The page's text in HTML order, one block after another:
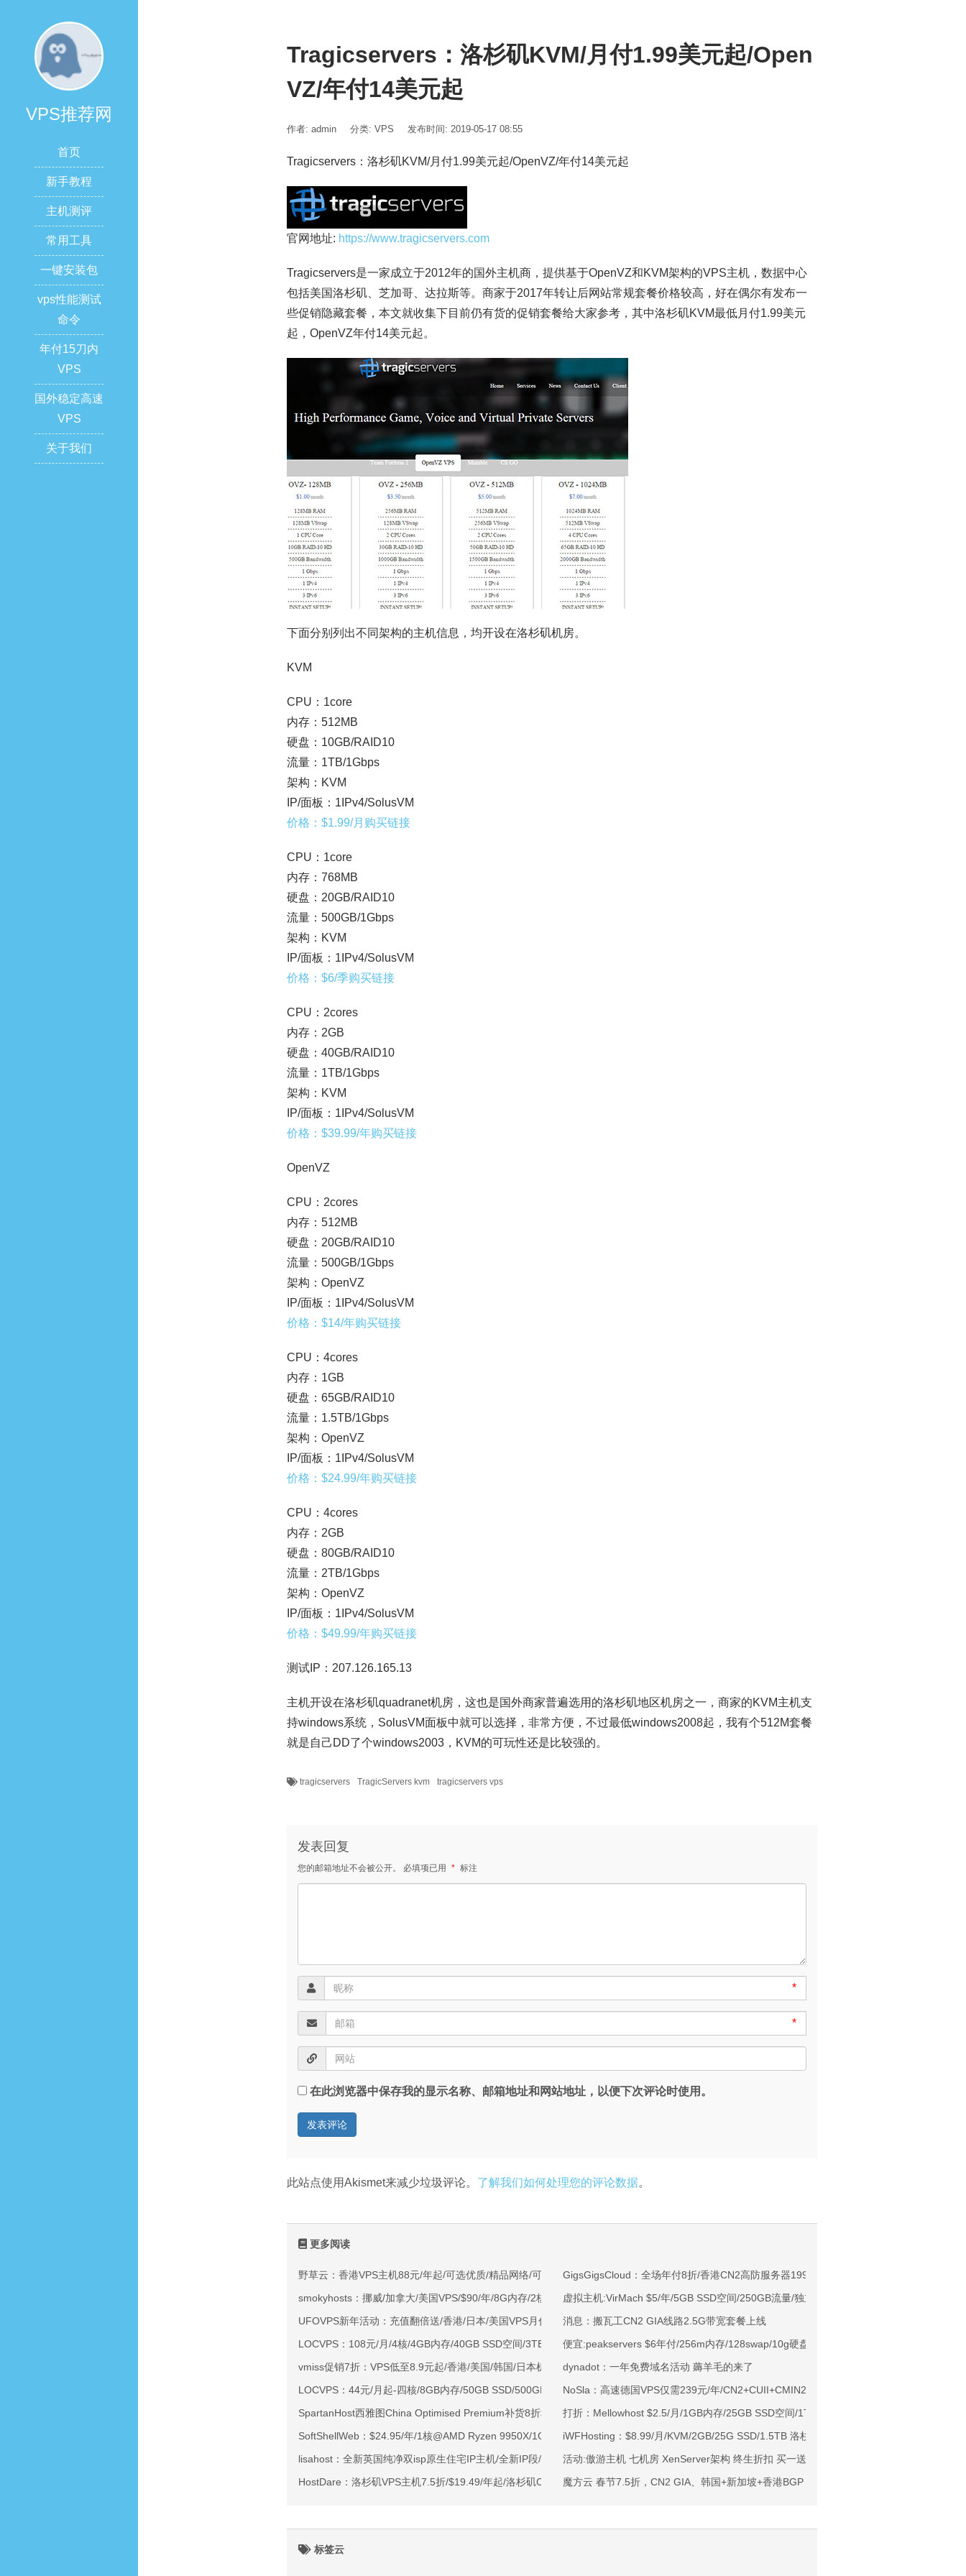
VPS推荐网
首页
新手教程
主机测评
常用工具
一键安装包
vps性能测试
命令
年付15刀内
VPS
国外稳定高速
VPS
关于我们
Tragicservers：洛杉矶KVM/月付1.99美元起/Open
VZ/年付14美元起
作者: admin 分类: VPS 发布时间: 2019-05-17 08:55
Tragicservers：洛杉矶KVM/月付1.99美元起/OpenVZ/年付14美元起
官网地址: https://www.tragicservers.com
Tragicservers是一家成立于2012年的国外主机商，提供基于OpenVZ和KVM架构的VPS主机，数据中心
包括美国洛杉矶、芝加哥、达拉斯等。商家于2017年转让后网站常规套餐价格较高，好在偶尔有发布一
些促销隐藏套餐，本文就收集下目前仍有货的促销套餐给大家参考，其中洛杉矶KVM最低月付1.99美元
起，OpenVZ年付14美元起。
下面分别列出不同架构的主机信息，均开设在洛杉矶机房。
KVM
CPU：1core
内存：512MB
硬盘：10GB/RAID10
流量：1TB/1Gbps
架构：KVM
IP/面板：1IPv4/SolusVM
价格：$1.99/月购买链接
CPU：1core
内存：768MB
硬盘：20GB/RAID10
流量：500GB/1Gbps
架构：KVM
IP/面板：1IPv4/SolusVM
价格：$6/季购买链接
CPU：2cores
内存：2GB
硬盘：40GB/RAID10
流量：1TB/1Gbps
架构：KVM
IP/面板：1IPv4/SolusVM
价格：$39.99/年购买链接
OpenVZ
CPU：2cores
内存：512MB
硬盘：20GB/RAID10
流量：500GB/1Gbps
架构：OpenVZ
IP/面板：1IPv4/SolusVM
价格：$14/年购买链接
CPU：4cores
内存：1GB
硬盘：65GB/RAID10
流量：1.5TB/1Gbps
架构：OpenVZ
IP/面板：1IPv4/SolusVM
价格：$24.99/年购买链接
CPU：4cores
内存：2GB
硬盘：80GB/RAID10
流量：2TB/1Gbps
架构：OpenVZ
IP/面板：1IPv4/SolusVM
价格：$49.99/年购买链接
测试IP：207.126.165.13
主机开设在洛杉矶quadranet机房，这也是国外商家普遍选用的洛杉矶地区机房之一，商家的KVM主机支
持windows系统，SolusVM面板中就可以选择，非常方便，不过最低windows2008起，我有个512M套餐
就是自己DD了个windows2003，KVM的可玩性还是比较强的。
tragicservers TragicServers kvm tragicservers vps
发表回复
您的邮箱地址不会被公开。 必填项已用 * 标注
*
*
在此浏览器中保存我的显示名称、邮箱地址和网站地址，以便下次评论时使用。
此站点使用Akismet来减少垃圾评论。 了解我们如何处理您的评论数据。
更多阅读
野草云：香港VPS主机88元/年起/可选优质/精品网络/可选100M不限流量/免费CNIX/支持主流AI访问
smokyhosts：挪威/加拿大/美国VPS/$90/年/8G内存/2核/80gNVMe/4T流量
UFOVPS新年活动：充值翻倍送/香港/日本/美国VPS月付9.5折年付8折起/新用户下单送30元
LOCVPS：108元/月/4核/4GB内存/40GB SSD空间/3TB流量/750Mbps-1Gbps端口/KVM/深港IX/双端独立IP/香港原生IP
vmiss促销7折：VPS低至8.9元起/香港/美国/韩国/日本机房/可选CN2 GIA/AS9929/CMIN2/软银等线路
LOCVPS：44元/月起-四核/8GB内存/50GB SSD/500GB@40Mbps/香港标准区/国内优化网络
SpartanHost西雅图China Optimised Premium补货8折$19.2/月起-四核AMD Ryzen7950x/4GB/100GB NVMe/5TB@10Gbps/免费DDoS防御
SoftShellWeb：$24.95/年/1核@AMD Ryzen 9950X/1GB内存/20GB NVMe空间/6TB流量/10Gbps端口/KVM/洛杉矶
lisahost：全新英国纯净双isp原生住宅IP主机/全新IP段/全新宿主机/9折月付61元起
HostDare：洛杉矶VPS主机7.5折/$19.49/年起/洛杉矶CN2 GIA/日本/保加利亚VPS九折
GigsGigsCloud：全场年付8折/香港CN2高防服务器199美元/香港VDS硬盘升级500G起
虚拟主机:VirMach $5/年/5GB SSD空间/250GB流量/独立IP/DDoS/纽约
消息：搬瓦工CN2 GIA线路2.5G带宽套餐上线
便宜:peakservers $6年付/256m内存/128swap/10g硬盘/500g流量/达拉斯
dynadot：一年免费域名活动 薅羊毛的来了
NoSla：高速德国VPS仅需239元/年/CN2+CUII+CMIN2三网各自高端网络
打折：Mellowhost $2.5/月/1GB内存/25GB SSD空间/1TB流量/KVM/凤凰城
iWFHosting：$8.99/月/KVM/2GB/25G SSD/1.5TB 洛杉矶
活动:傲游主机 七机房 XenServer架构 终生折扣 买一送一
魔方云 春节7.5折，CN2 GIA、韩国+新加坡+香港BGP VPS
标签云